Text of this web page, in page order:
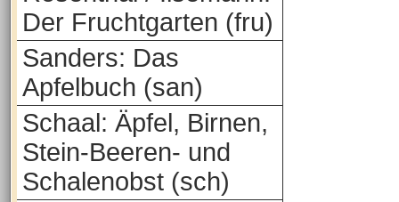
Der Fruchtgarten (fru)
Sanders: Das
Apfelbuch (san)
Schaal: Äpfel, Birnen,
Stein-Beeren- und
Schalenobst (sch)